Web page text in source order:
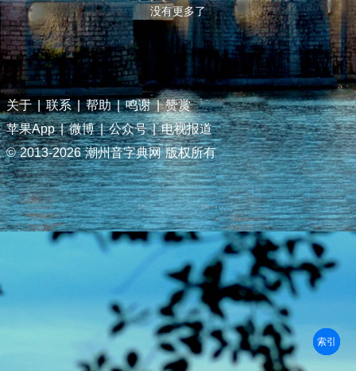
没有更多了
关于 | 联系 | 帮助 | 鸣谢 | 赞赏
苹果App | 微博 | 公众号 | 电视报道
© 2013-2026 潮州音字典网 版权所有
部首
笔划
拼音
潮拼